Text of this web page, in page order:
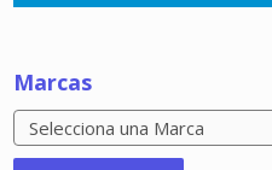
Marcas